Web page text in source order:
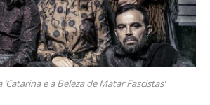
‘Catarina e a Beleza de Matar Fascistas’